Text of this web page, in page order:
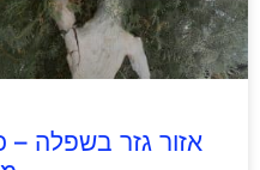
אזור גזר בשפלה –